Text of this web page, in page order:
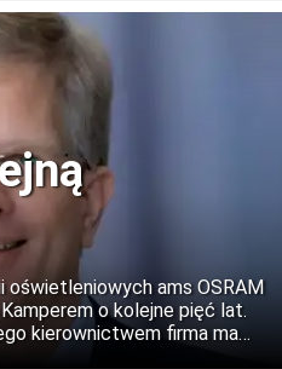
ams OSRAM
o kolejne pięć lat.
kierownictwem firma ma